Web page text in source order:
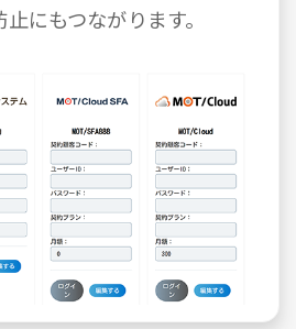
にもつながります。